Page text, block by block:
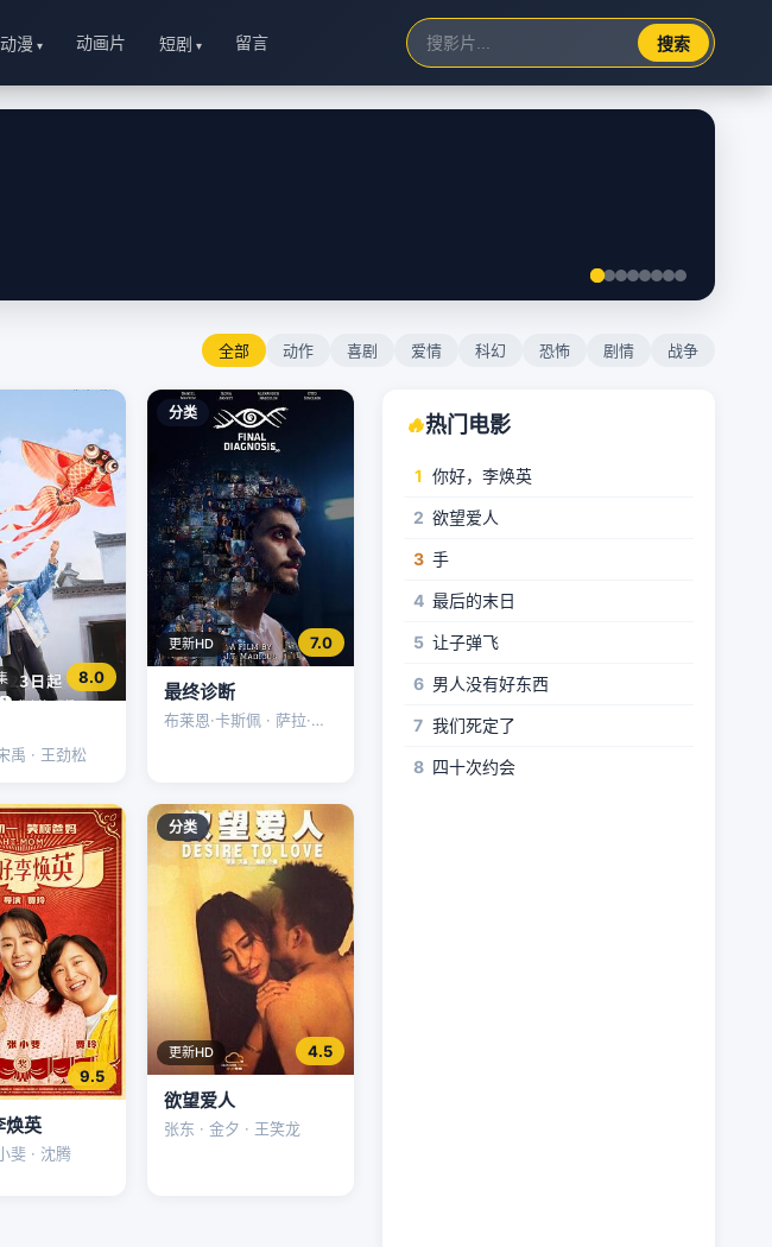
动漫 动画片 短剧 留言 搜索
全部 动作 喜剧 爱情 科幻 恐怖 剧情 战争
8.0
禹 · 王劲松
分类
7.0
更新HD
最终诊断
布莱恩·卡斯佩 · 萨拉·基 ·
9.5
焕英
斐 · 沈腾
分类
4.5
更新HD
欲望爱人
张东 · 金夕 · 王笑龙
🔥热门电影
1 你好，李焕英
2 欲望爱人
3 手
4 最后的末日
5 让子弹飞
6 男人没有好东西
7 我们死定了
8 四十次约会